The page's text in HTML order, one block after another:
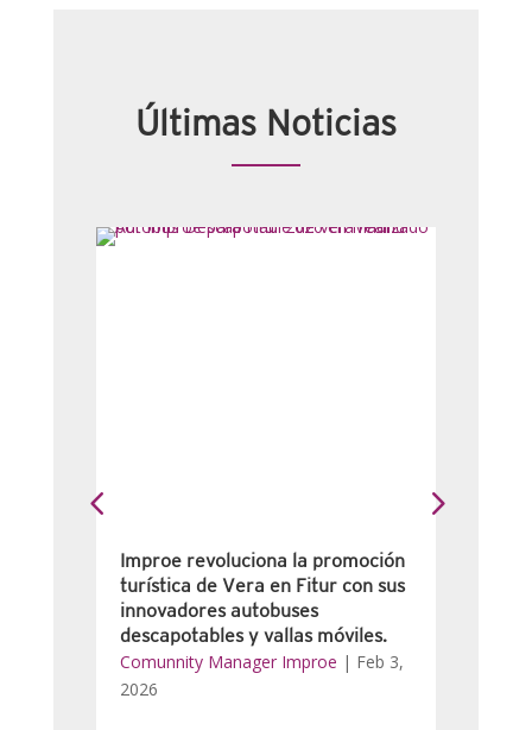
Últimas Noticias
Improe revoluciona la promoción
turística de Vera en Fitur con sus
innovadores autobuses
descapotables y vallas móviles.
Comunnity Manager Improe | Feb 3,
2026